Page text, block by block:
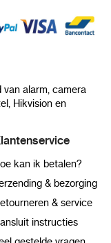
van alarm, camera
Hikvision en
kan ik betalen?
& bezorging
& service
instructies